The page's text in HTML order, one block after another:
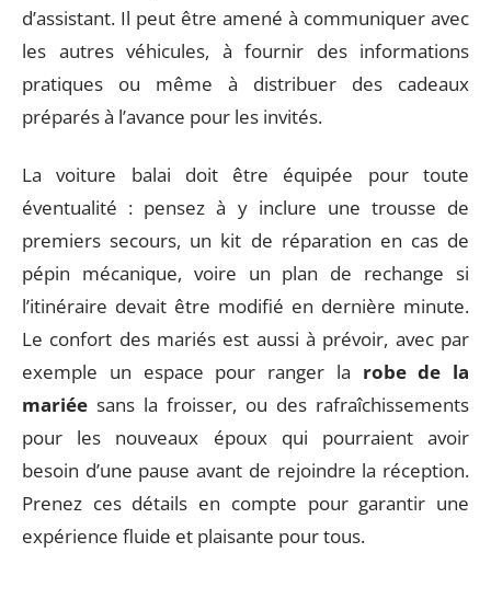
d’assistant. Il peut être amené à communiquer avec
les autres véhicules, à fournir des informations
pratiques ou même à distribuer des cadeaux
préparés à l’avance pour les invités.
La voiture balai doit être équipée pour toute
éventualité : pensez à y inclure une trousse de
premiers secours, un kit de réparation en cas de
pépin mécanique, voire un plan de rechange si
l’itinéraire devait être modifié en dernière minute.
Le confort des mariés est aussi à prévoir, avec par
exemple un espace pour ranger la robe de la
mariée sans la froisser, ou des rafraîchissements
pour les nouveaux époux qui pourraient avoir
besoin d’une pause avant de rejoindre la réception.
Prenez ces détails en compte pour garantir une
expérience fluide et plaisante pour tous.